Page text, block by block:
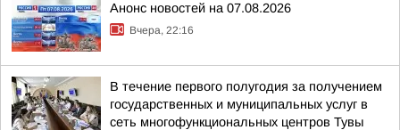
Анонс новостей на 07.08.2026
Вчера, 22:16
В течение первого полугодия за получением
государственных и муниципальных услуг в
сеть многофункциональных центров Тувы